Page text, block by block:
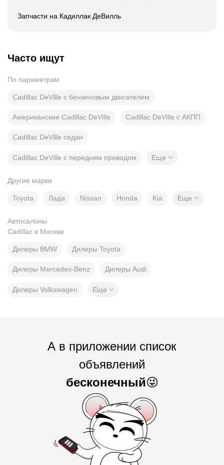
Запчасти на Кадиллак ДеВилль
Часто ищут
По параметрам
Cadillac DeVille с бензиновым двигателем
Американские Cadillac DeVille Cadillac DeVille с АКПП
Cadillac DeVille седан
Cadillac DeVille с передним приводом Еще
Другие марки
Toyota Лада Nissan Honda Kia Еще
Автосалоны
Cadillac в Москве
Дилеры BMW Дилеры Toyota
Дилеры Mercedes-Benz Дилеры Audi
Дилеры Volkswagen Еще
А в приложении список
объявлений
бесконечный😜